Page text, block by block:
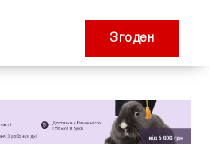
Згоден